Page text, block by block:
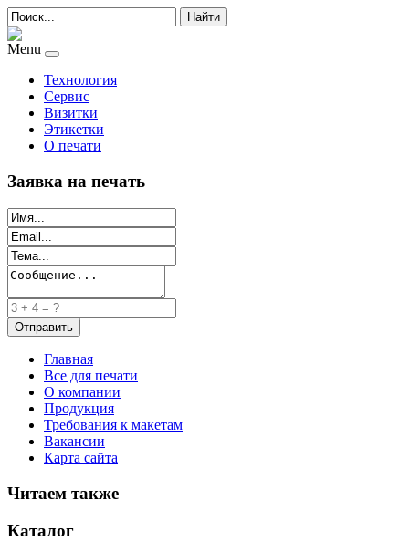
Найти
Menu
Технология
Сервис
Визитки
Этикетки
О печати
Заявка на печать
Главная
Все для печати
О компании
Продукция
Требования к макетам
Вакансии
Карта сайта
Читаем также
Каталог